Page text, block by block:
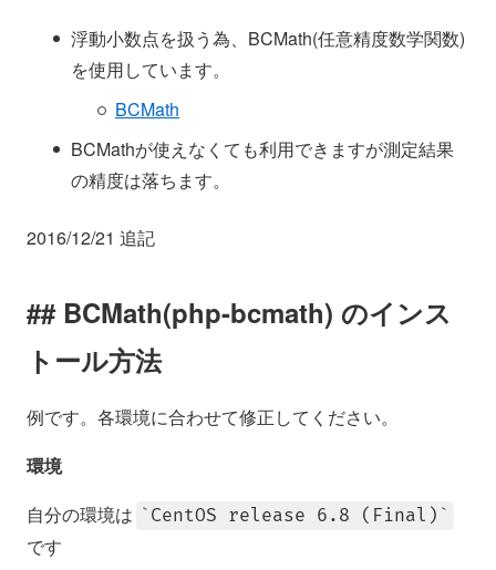
浮動小数点を扱う為、BCMath(任意精度数学関数)
を使用しています。
BCMath
BCMathが使えなくても利用できますが測定結果
の精度は落ちます。
2016/12/21 追記
BCMath(php-bcmath) のインス
トール方法
例です。各環境に合わせて修正してください。
環境
自分の環境は
CentOS release 6.8 (Final)
です